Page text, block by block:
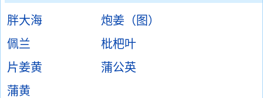
胖大海
炮姜（图）
佩兰
枇杷叶
片姜黄
蒲公英
蒲黄